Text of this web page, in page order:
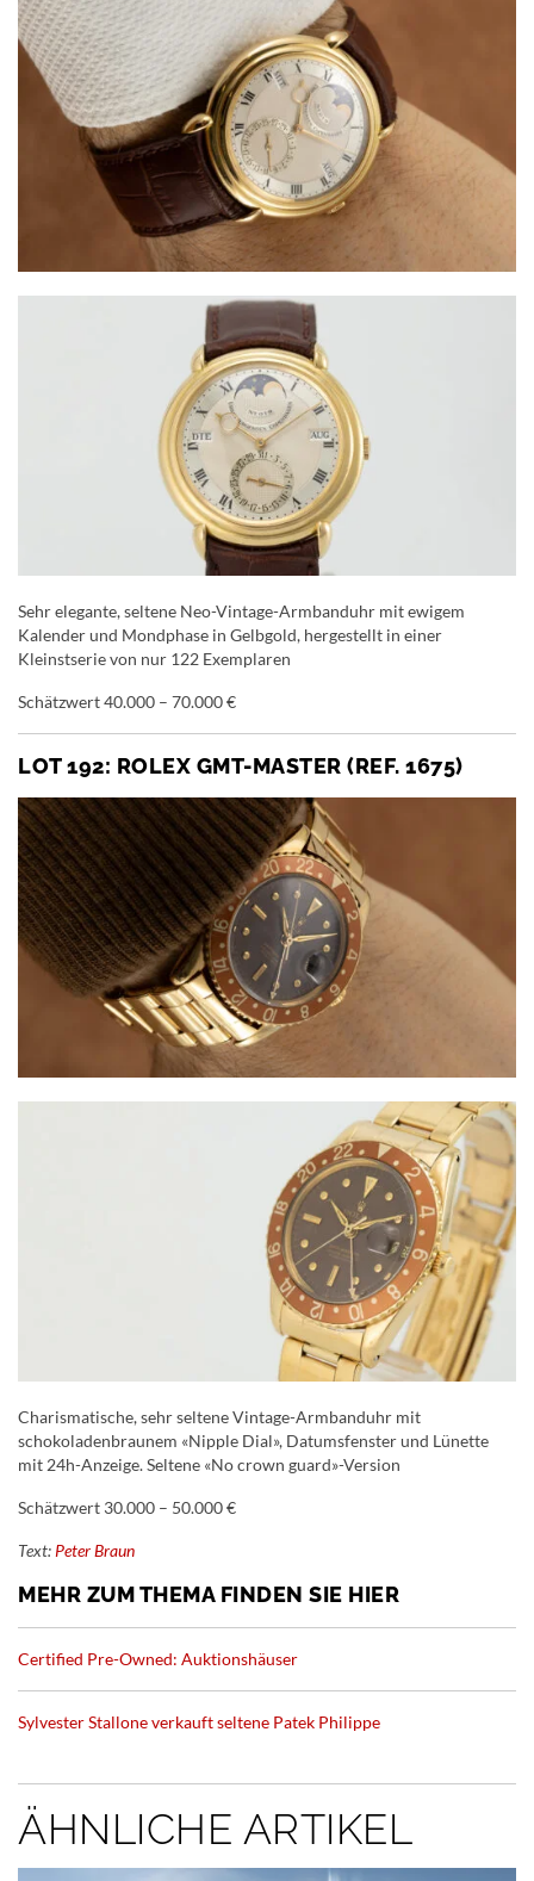
Sehr elegante, seltene Neo-Vintage-Armbanduhr mit ewigem
Kalender und Mondphase in Gelbgold, hergestellt in einer
Kleinstserie von nur 122 Exemplaren
Schätzwert 40.000 – 70.000 €
LOT 192: ROLEX GMT-MASTER (REF. 1675)
Charismatische, sehr seltene Vintage-Armbanduhr mit
schokoladenbraunem «Nipple Dial», Datumsfenster und Lünette
mit 24h-Anzeige. Seltene «No crown guard»-Version
Schätzwert 30.000 – 50.000 €
Text: Peter Braun
MEHR ZUM THEMA FINDEN SIE HIER
Certified Pre-Owned: Auktionshäuser
Sylvester Stallone verkauft seltene Patek Philippe
ÄHNLICHE ARTIKEL